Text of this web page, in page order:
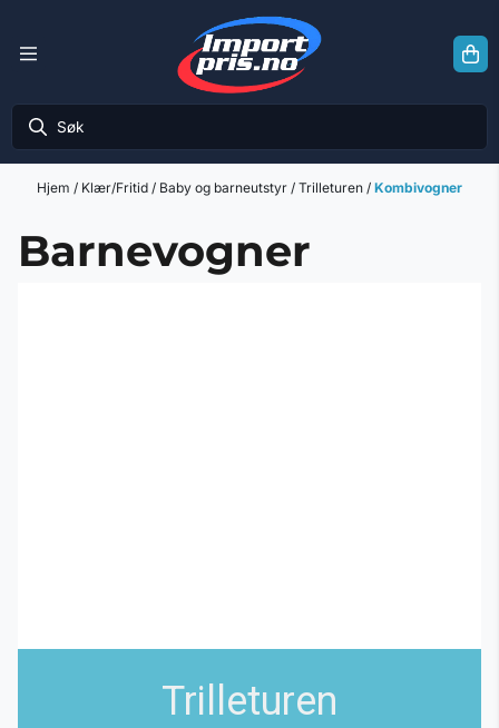
Hjem / Klær/Fritid / Baby og barneutstyr / Trilleturen / Kombivogner
Barnevogner
Trilleturen